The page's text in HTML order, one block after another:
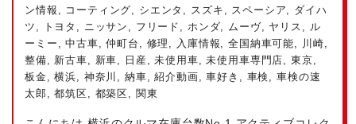
ン情報
コーティング シエンタ スズキ スペーシア
ダイハ
ツ
トヨタ ニッサン フリード ホンダ ムーヴ, ヤリス
ル
ーミー
,中古車 ,仲町台 修理 入庫情報 ,全国納車可能 川崎
整備
新古車 新車 日産 ,未使用車 ,未使用車専門店 東京
板金 ,横浜 神奈川 納車 ,紹介動画 ,車好き 車検
車検の速
太郎
,都筑区 都築区 関東